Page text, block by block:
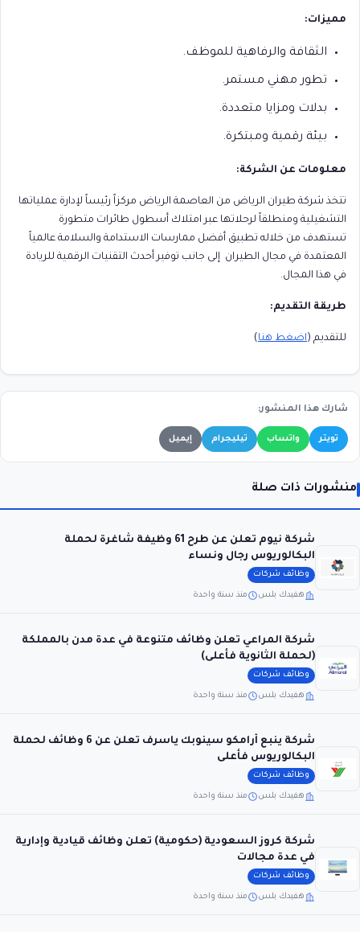
مميزات:
الثقافة والرفاهية للموظف.
تطور مهني مستمر.
بدلات ومزايا متعددة.
بيئة رقمية ومبتكرة.
معلومات عن الشركة:
تتخذ شركة طيران الرياض من العاصمة الرياض مركزاً رئيساً لإدارة عملياتها
التشغيلية ومنطلقاً لرحلاتها عبر امتلاك أسطول طائرات متطورة
تستهدف من خلاله تطبيق أفضل ممارسات الاستدامة والسلامة عالمياً
المعتمدة في مجال الطيران إلى جانب توفير أحدث التقنيات الرقمية للريادة
في هذا المجال.
طريقة التقديم:
للتقديم (اضغط هنا)
شارك هذا المنشور:
تويتر واتساب تيليجرام إيميل
منشورات ذات صلة
شركة نيوم تعلن عن طرح 61 وظيفة شاغرة لحملة
البكالوريوس رجال ونساء
وظائف شركات
هفيدك بلس منذ سنة واحدة
شركة المراعي تعلن وظائف متنوعة في عدة مدن بالمملكة
(لحملة الثانوية فأعلى)
وظائف شركات
هفيدك بلس منذ سنة واحدة
شركة ينبع أرامكو سينوبك ياسرف تعلن عن 6 وظائف لحملة
البكالوريوس فأعلى
وظائف شركات
هفيدك بلس منذ سنة واحدة
شركة كروز السعودية (حكومية) تعلن وظائف قيادية وإدارية
في عدة مجالات
وظائف شركات
هفيدك بلس منذ سنة واحدة